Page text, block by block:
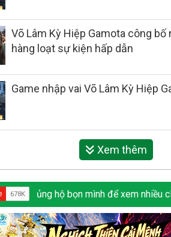
Võ Lâm Kỳ Hiệp Gamota công
hàng loạt sự kiện hấp dẫn
Game nhập vai Võ Lâm Kỳ Hiệp
Xem thêm
ủng hộ bọn mình để xem nhiều